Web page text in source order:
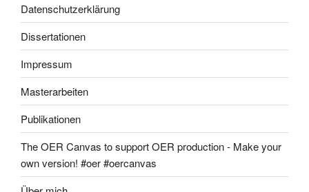
Datenschutzerklärung
Dissertationen
Impressum
Masterarbeiten
Publikationen
The OER Canvas to support OER production - Make your
own version! #oer #oercanvas